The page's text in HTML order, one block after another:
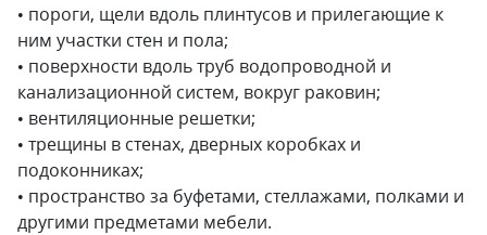
• пороги, щели вдоль плинтусов и прилегающие к
ним участки стен и пола;
• поверхности вдоль труб водопроводной и
канализационной систем, вокруг раковин;
• вентиляционные решетки;
• трещины в стенах, дверных коробках и
подоконниках;
• пространство за буфетами, стеллажами, полками и
другими предметами мебели.